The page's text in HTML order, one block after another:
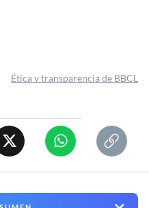
Ética y transparencia de BBCL